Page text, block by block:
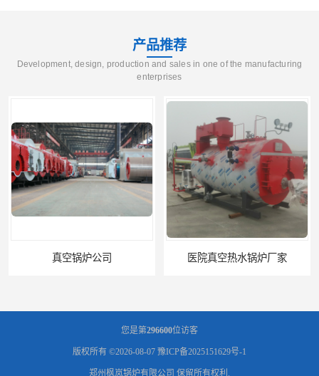
产品推荐
Development, design, production and sales in one of the manufacturing
enterprises
真空锅炉公司 医院真空热水锅炉厂家
您是第296600位访客
版权所有 ©2026-08-07 豫ICP备2025151629号-1
郑州枫岚锅炉有限公司 保留所有权利.